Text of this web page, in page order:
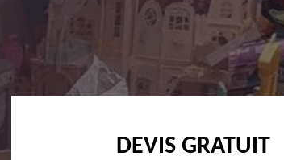
DEVIS GRATUIT